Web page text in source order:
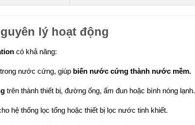
lý hoạt động
có khả năng:
nước cứng, giúp biến nước cứng thành nước mềm.
trên thành thiết bị, đường ống, ấm đun hoặc bình nóng lạnh.
hệ thống lọc tổng hoặc thiết bị lọc nước tinh khiết.